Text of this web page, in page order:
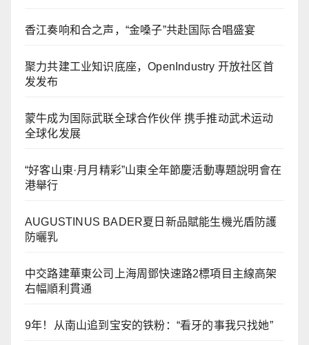
香江奏响和合之声，“金嗓子”共赴国际合唱盛宴
聚力共建工业知识底座，OpenIndustry 开放社区首
发发布
蒙牛成为国际武联全球合作伙伴 携手推动武术运动
全球化发展
“好客山東·月月精彩”山東全年節慶活動專題說明會在
港舉行
AUGUSTINUS BADER夏日新品賦能生機光盾防護
防曬乳
中交路建華東公司上海周鄧快速路2標項目主線高架
右幅順利貫通
9年！从南山追到宝安的铁粉：“看牙的事我只找她”